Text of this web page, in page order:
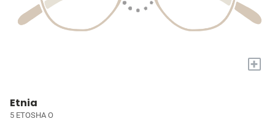
+
Etnia
5 ETOSHA O